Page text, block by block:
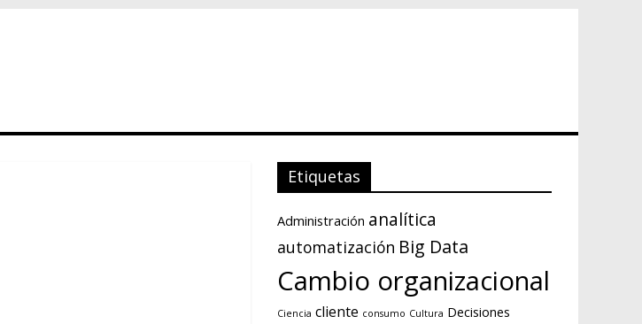
Etiquetas
Administración analítica
automatización Big Data
Cambio organizacional
Ciencia cliente consumo Cultura Decisiones